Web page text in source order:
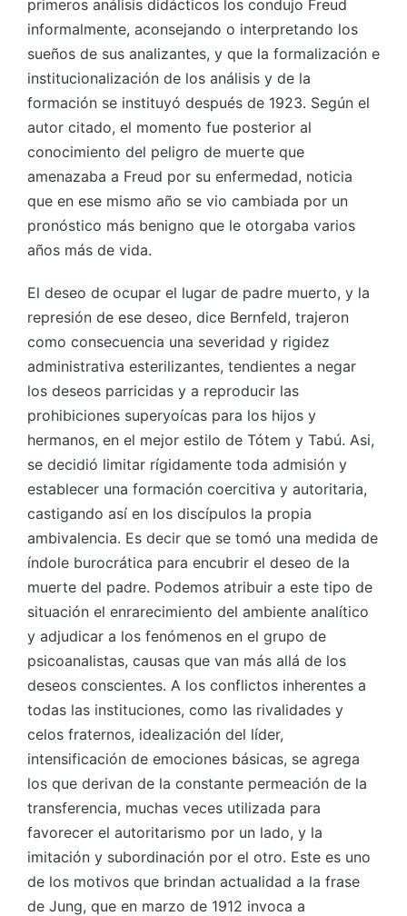
primeros análisis didácticos los condujo Freud
informalmente, aconsejando o interpretando los
sueños de sus analizantes, y que la formalización e
institucionalización de los análisis y de la
formación se instituyó después de 1923. Según el
autor citado, el momento fue posterior al
conocimiento del peligro de muerte que
amenazaba a Freud por su enfermedad, noticia
que en ese mismo año se vio cambiada por un
pronóstico más benigno que le otorgaba varios
años más de vida.
El deseo de ocupar el lugar de padre muerto, y la
represión de ese deseo, dice Bernfeld, trajeron
como consecuencia una severidad y rigidez
administrativa esterilizantes, tendientes a negar
los deseos parricidas y a reproducir las
prohibiciones superyoícas para los hijos y
hermanos, en el mejor estilo de Tótem y Tabú. Asi,
se decidió limitar rígidamente toda admisión y
establecer una formación coercitiva y autoritaria,
castigando así en los discípulos la propia
ambivalencia. Es decir que se tomó una medida de
índole burocrática para encubrir el deseo de la
muerte del padre. Podemos atribuir a este tipo de
situación el enrarecimiento del ambiente analítico
y adjudicar a los fenómenos en el grupo de
psicoanalistas, causas que van más allá de los
deseos conscientes. A los conflictos inherentes a
todas las instituciones, como las rivalidades y
celos fraternos, idealización del líder,
intensificación de emociones básicas, se agrega
los que derivan de la constante permeación de la
transferencia, muchas veces utilizada para
favorecer el autoritarismo por un lado, y la
imitación y subordinación por el otro. Este es uno
de los motivos que brindan actualidad a la frase
de Jung, que en marzo de 1912 invoca a